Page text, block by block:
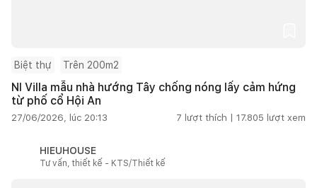
Biệt thự Trên 200m2
NI Villa mẫu nhà hướng Tây chống nóng lấy cảm hứng
từ phố cổ Hội An
27/06/2026, lúc 20:13 7 lượt thích | 17.805 lượt xem
HIEUHOUSE
Tư vấn, thiết kế - KTS/Thiết kế